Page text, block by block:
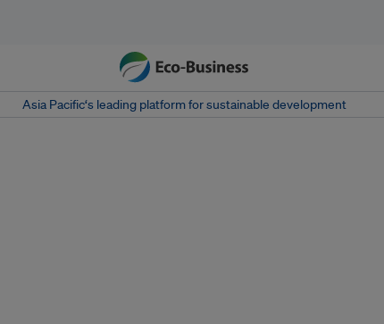
Asia Pacific‘s leading platform for sustainable development